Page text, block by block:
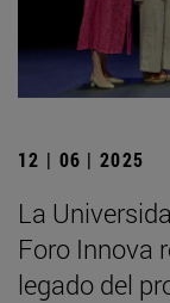
12 | 06 | 2025
La
Foro Innova
legado del